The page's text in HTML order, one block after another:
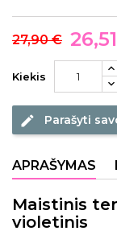
27,90 €
Kiekis
edit Parašyti
APRAŠYMAS
Maistinis
violetinis